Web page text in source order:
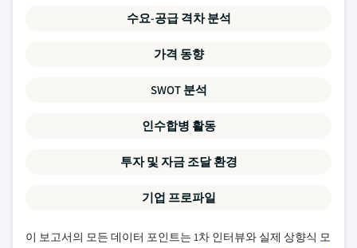
수요-공급 격차 분석
가격 동향
SWOT 분석
인수합병 활동
투자 및 자금 조달 환경
기업 프로파일
이 보고서의 모든 데이터 포인트는 1차 인터뷰와 실제 상향식 모